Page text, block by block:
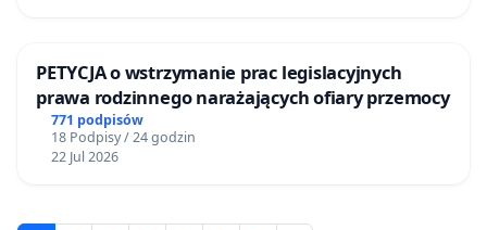
PETYCJA o wstrzymanie prac legislacyjnych
prawa rodzinnego narażających ofiary przemocy
771 podpisów
18 Podpisy / 24 godzin
22 Jul 2026